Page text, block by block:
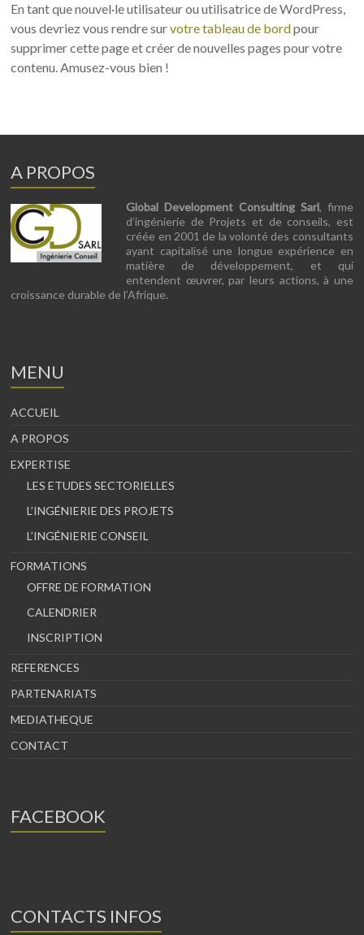
En tant que nouvel·le utilisateur ou utilisatrice de WordPress,
vous devriez vous rendre survotre tableau de bordpour
supprimer cette page et créer de nouvelles pages pour votre
contenu. Amusez-vous bien !
A PROPOS
Global Development Consulting Sarl, firme
d’ingénierie de Projets et de conseils, est
créée en 2001 de la volonté des consultants
ayant capitalisé une longue expérience en
matière de développement, et qui
entendent œuvrer, par leurs actions, à une
croissance durable de l’Afrique.
MENU
ACCUEIL
A PROPOS
EXPERTISE
LES ETUDES SECTORIELLES
L’INGÉNIERIE DES PROJETS
L’INGÉNIERIE CONSEIL
FORMATIONS
OFFRE DE FORMATION
CALENDRIER
INSCRIPTION
REFERENCES
PARTENARIATS
MEDIATHEQUE
CONTACT
FACEBOOK
CONTACTS INFOS